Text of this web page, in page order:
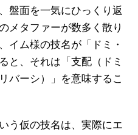
盤面を一気にひっくり返
メタファーが数多く散り
イム様の技名が「ドミ・
と、それは「支配（ドミ
バーシ）」を意味するこ
う仮の技名は、実際にエ